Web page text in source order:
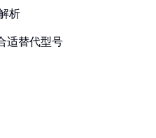
析
适替代型号